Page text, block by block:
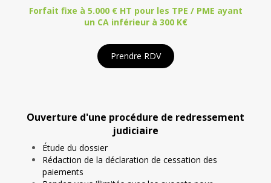
Forfait fixe à 5.000 € HT pour les TPE / PME ayant
un CA inférieur à 300 K€
Prendre RDV
Ouverture d'une procédure de redressement
judiciaire
Étude du dossier
Rédaction de la déclaration de cessation des
paiements